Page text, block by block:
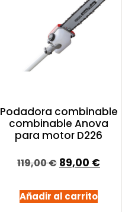
Podadora combinable
combinable Anova
para motor D226
119,00€ 89,00 €
Añadir al carrito